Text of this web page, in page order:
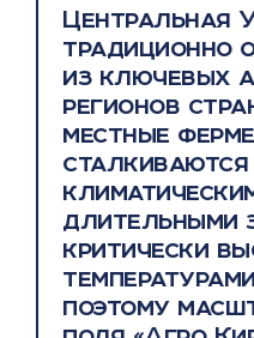
Центральная
традиционно
из ключевых
регионов
местные
длительными
критически
поэтому